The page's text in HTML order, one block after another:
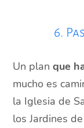
6.
Un planque
mucho es
la Iglesia de
los Jardines